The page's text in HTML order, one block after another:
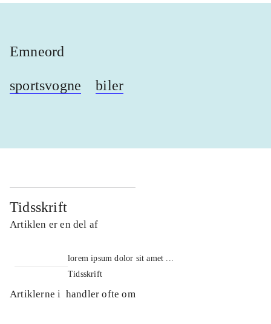
Emneord
sportsvogne biler
Tidsskrift
Artiklen er en del af
lorem ipsum dolor sit amet ...
Tidsskrift
Artiklerne i handler ofte om